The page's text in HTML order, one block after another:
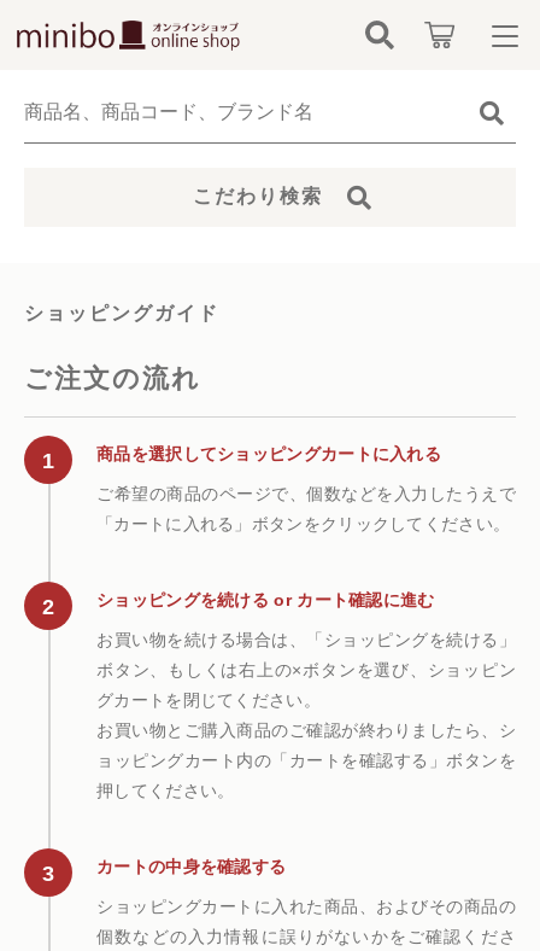
こだわり検索
ショッピングガイド
ご注文の流れ
商品を選択してショッピングカートに入れる
ご希望の商品のページで、個数などを入力したうえで
「カートに入れる」ボタンをクリックしてください。
ショッピングを続ける or カート確認に進む
お買い物を続ける場合は、「ショッピングを続ける」
ボタン、もしくは右上の×ボタンを選び、ショッピン
グカートを閉じてください。
お買い物とご購入商品のご確認が終わりましたら、シ
ョッピングカート内の「カートを確認する」ボタンを
押してください。
カートの中身を確認する
ショッピングカートに入れた商品、およびその商品の
個数などの入力情報に誤りがないかをご確認くださ
ログイン / 会員登録
新着商品から探す
当社について
よくあるご質問
お知らせ
お問い合わせ
お位牌
多頭対応セット
ペット火葬業者のお手配
海洋散骨
子カテゴリ
価格帯
～
その他
セール